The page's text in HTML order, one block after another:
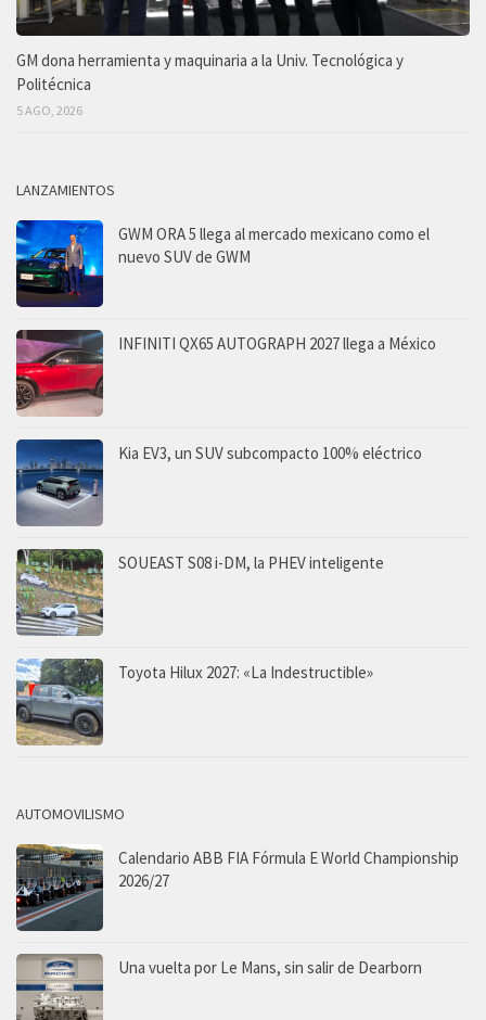
GM dona herramienta y maquinaria a la Univ. Tecnológica y
Politécnica
5 AGO, 2026
LANZAMIENTOS
GWM ORA 5 llega al mercado mexicano como el
nuevo SUV de GWM
INFINITI QX65 AUTOGRAPH 2027 llega a México
Kia EV3, un SUV subcompacto 100% eléctrico
SOUEAST S08 i-DM, la PHEV inteligente
Toyota Hilux 2027: «La Indestructible»
AUTOMOVILISMO
Calendario ABB FIA Fórmula E World Championship
2026/27
Una vuelta por Le Mans, sin salir de Dearborn